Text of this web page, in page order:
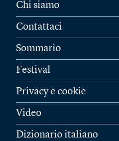
Chi siamo
Contattaci
Sommario
Festival
Privacy e cookie
Video
Dizionario italiano